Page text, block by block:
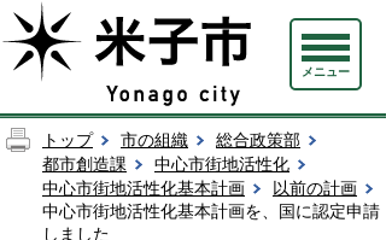
メニュー
トップ 市の組織
総合政策部
都市創造課
中心市街地活性化
中心市街地活性化基本計画
以前の計画
中心市街地活性化基本計画を、国に認定申請
しました